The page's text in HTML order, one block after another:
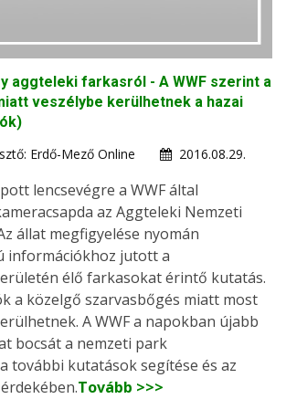
aggteleki farkasról - A WWF szerint a
veszélybe kerülhetnek a hazai
Erdő-Mező Online
2016.08.29.
lencsevégre a WWF által
az Aggteleki Nemzeti
állat megfigyelése nyomán
információkhoz jutott a
élő farkasokat érintő kutatás.
a közelgő szarvasbőgés miatt most
A WWF a napokban újabb
bocsát a nemzeti park
további kutatások segítése és az
Tovább >>>